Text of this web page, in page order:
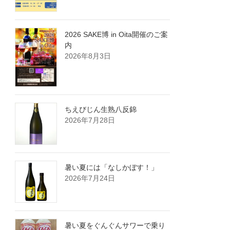
2026 SAKE博 in Oita開催のご案
内
2026年8月3日
ちえびじん生熟八反錦
2026年7月28日
暑い夏には「なしかぼす！」
2026年7月24日
暑い夏をぐんぐんサワーで乗り